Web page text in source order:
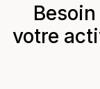
votre